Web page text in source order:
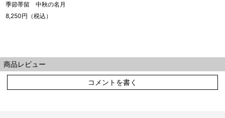
季節帯留 中秋の名月
8,250円（税込）
商品レビュー
コメントを書く